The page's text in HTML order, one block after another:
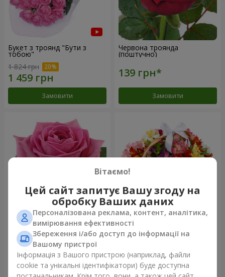
Букет з троянд "Бути з
тобою"
1 824 грн
Замовити
Червона троянда
(поштучно)
Замовити
Рожева троянда (поштучно)
Замовити
Кошик альстромерій
"Акварель"
Замовити
Вітаємо!
Цей сайт запитує Вашу згоду на
обробку Ваших даних
Персоналізована реклама, контент, аналітика,
вимірювання ефективності
Збереження і/або доступ до інформації на
Вашому пристрої
Інформація з Вашого пристрою (наприклад, файли
cookie та унікальні ідентифікатори) буде доступна